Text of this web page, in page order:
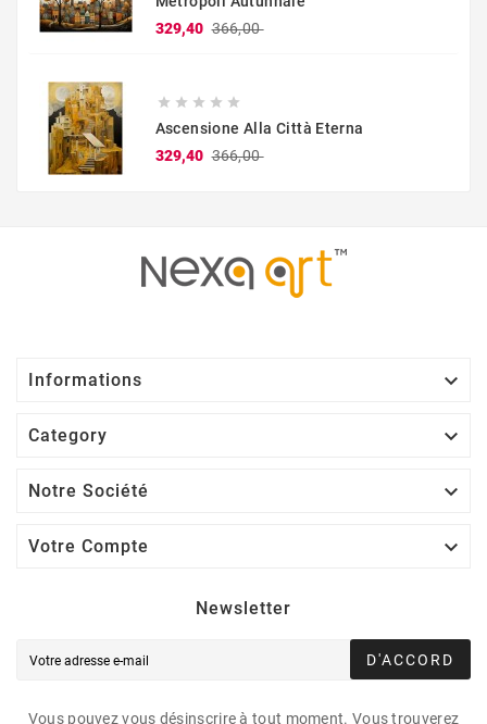
329,40 366,00
    
Ascensione Alla Città Eterna
329,40 366,00
Informations 
Category 
Notre Société 
Votre Compte 
Newsletter
D'ACCORD
Vous pouvez vous désinscrire à tout moment. Vous trouverez